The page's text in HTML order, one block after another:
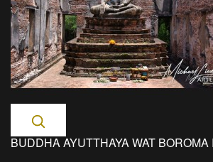
BUDDHA AYUTTHAYA WAT BOROMA